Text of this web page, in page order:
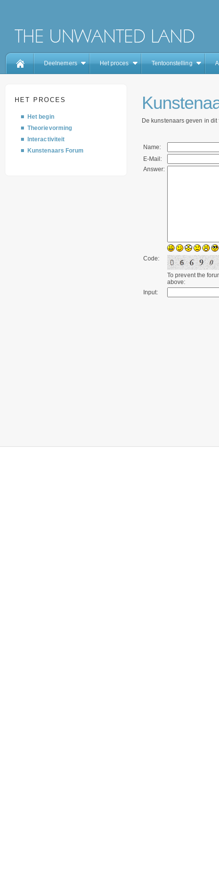
Deelnemers Het proces Tentoonstelling
HET PROCES
Het begin
Theorievorming
Interactiviteit
Kunstenaars Forum
De kunstenaars geven in
Name:
E-Mail:
Answer:
Code:
To prevent the
above:
Input: